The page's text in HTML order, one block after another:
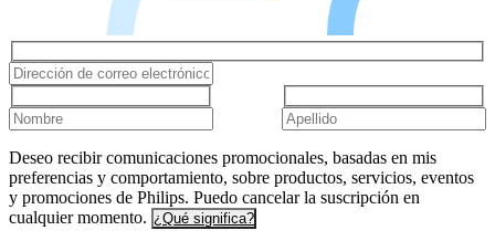
Deseo recibir comunicaciones promocionales, basadas en mis
preferencias y comportamiento, sobre productos, servicios, eventos
y promociones de Philips. Puedo cancelar la suscripción en
cualquier momento. ¿Qué significa?